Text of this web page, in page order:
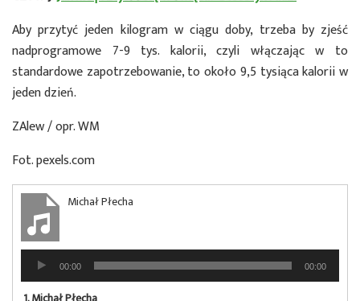
Aby przytyć jeden kilogram w ciągu doby, trzeba by zjeść
nadprogramowe 7-9 tys. kalorii, czyli włączając w to
standardowe zapotrzebowanie, to około 9,5 tysiąca kalorii w
jeden dzień.
ZAlew / opr. WM
Fot. pexels.com
Michał Płecha
Odtwarzacz
plików
dźwiękowych
00:00 00:00